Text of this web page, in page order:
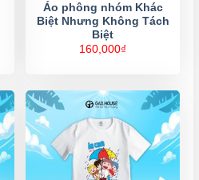
Áo phông nhóm Khác
Biệt Nhưng Không Tách
Biệt
160,000₫